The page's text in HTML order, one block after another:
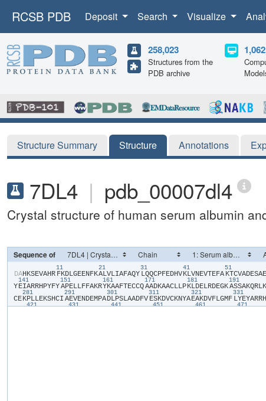
RCSB PDB Deposit Search Visualize
258,023
Structures from the
PDB archive
Structure Summary Structure Annotations
7DL4 | pdb_00007dl4
Crystal structure of human serum albumin
Sequence of
​D​​A​​H​​K​​S​​E​​V​​A​​H​​R​
11
​F​​K​​D​​L​​G​​E​​E​​N​​F​​K​
21
​A​​L​​V​​L​​I​​A​​F​​A​​Q​​Y​
31
​L​​Q​​Q​​C​​P​​F​​E​​D​​H​​V​
41
​K​​L​​V​​N​​E​​V​​T​​E​​F​​A​
51
​K​​T​​C​​V​​A​​D​​E​​S​​A​​E​
Y​
141
​E​​I​​A​​R​​R​​H​​P​​Y​​F​​Y​
151
​A​​P​​E​​L​​L​​F​​F​​A​​K​​R​
161
​Y​​K​​A​​A​​F​​T​​E​​C​​C​​Q​
171
​A​​A​​D​​K​​A​​A​​C​​L​​L​​P​
181
​K​​L​​D​​E​​L​​R​​D​​E​​G​​K​
191
​A​​S​​S​​A​​K​​Q​​R​​L​​K​
C​​E​
281
​K​​P​​L​​L​​E​​K​​S​​H​​C​​I​
291
​A​​E​​V​​E​​N​​D​​E​​M​​P​​A​
301
​D​​L​​P​​S​​L​​A​​A​​D​​F​​V​
311
​E​​S​​K​​D​​V​​C​​K​​N​​Y​​A​
321
​E​​A​​K​​D​​V​​F​​L​​G​​M​​F​
331
​L​​Y​​E​​Y​​A​​R​​R​​H​
421 431 441 451 461 471